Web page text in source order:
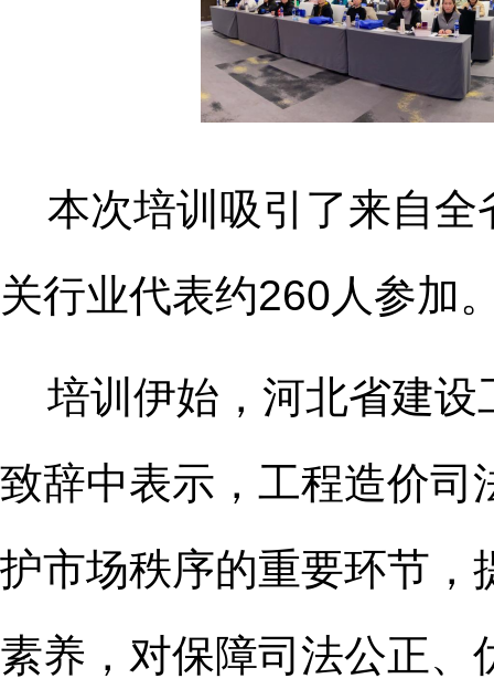
本次培训吸引了来自
关行业代表约260人参加
培训伊始，河北省建
致辞中表示，工程造价司
护市场秩序的重要环节，
素养，对保障司法公正、